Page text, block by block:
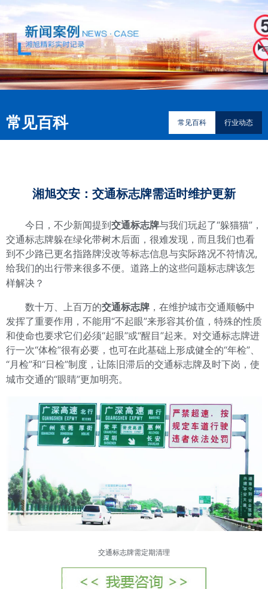
常见百科 常见百科 行业动态
​湘旭交安：交通标志牌需适时维护更新
今日，不少新闻提到交通标志牌与我们玩起了“躲猫猫”，
交通标志牌躲在绿化带树木后面，很难发现，而且我们也看
到不少路已更名指路牌没改等标志信息与实际路况不符情况,
给我们的出行带来很多不便。道路上的这些问题标志牌该怎
样解决？
数十万、上百万的交通标志牌 ，在维护城市交通顺畅中
发挥了重要作用，不能用“不起眼”来形容其价值，特殊的性质
和使命也要求它们必须“起眼”或“醒目”起来。对交通标志牌进
行一次“体检”很有必要，也可在此基础上形成健全的“年检”、
“月检”和“日检”制度，让陈旧滞后的交通标志牌及时下岗，使
城市交通的“眼睛”更加明亮。
交通标志牌需定期清理